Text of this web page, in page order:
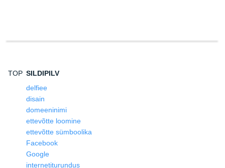
TOP SILDIPILV
delfiee
disain
domeeninimi
ettevõtte loomine
ettevõtte sümboolika
Facebook
Google
internetiturundus